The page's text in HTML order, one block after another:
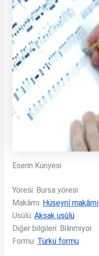
Eserin Künyesi
Yöresi: Bursa yöresi
Makâmı: Hüseynî makâmı
Usûlü: Aksak usûlü
Diğer bilgileri: Bilinmiyor
Formu: Türkü formu